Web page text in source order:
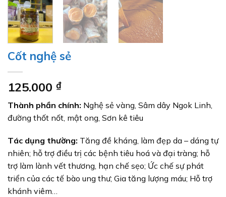
Cốt nghệ sẻ
125.000 ₫
Thành phần chính: Nghệ sẻ vàng, Sâm dây Ngok Linh,
đường thốt nốt, mật ong, Sơn kê tiêu
Tác dụng thường: Tăng đề kháng, làm đẹp da – dáng tự
nhiên; hỗ trợ điều trị các bệnh tiêu hoá và đại tràng; hỗ
trợ làm lành vết thương, hạn chế sẹo; Ức chế sự phát
triển của các tế bào ung thư; Gia tăng lượng máu; Hỗ trợ
khánh viêm…